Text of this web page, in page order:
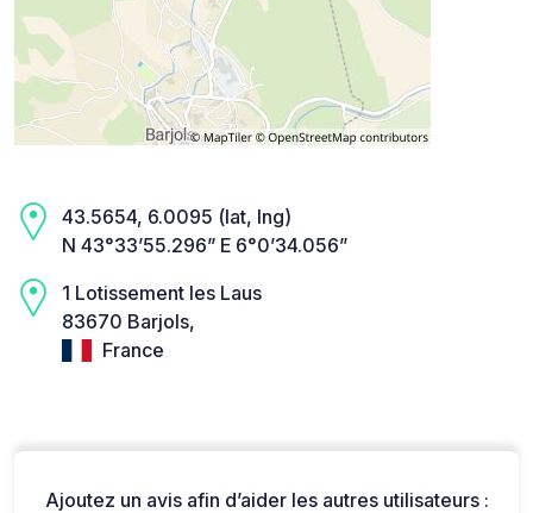
43.5654, 6.0095 (lat, lng)
N 43°33’55.296” E 6°0’34.056”
1 Lotissement les Laus
83670 Barjols,
France
Ajoutez un avis afin d’aider les autres utilisateurs :